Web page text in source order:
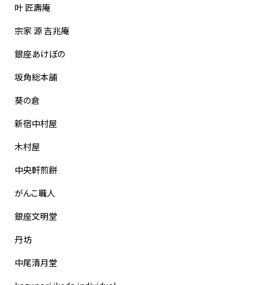
叶 匠壽庵
宗家 源 吉兆庵
銀座あけぼの
坂角総本舖
葵の倉
新宿中村屋
木村屋
中央軒煎餅
がんこ職人
銀座文明堂
丹坊
中尾清月堂